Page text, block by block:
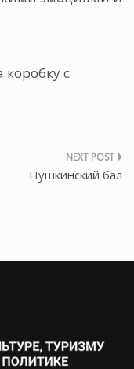
с
Пушкинский бал